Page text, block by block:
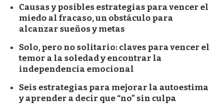
Causas y posibles estrategias para vencer el
miedo al fracaso, un obstáculo para
alcanzar sueños y metas
Solo, pero no solitario: claves para vencer el
temor a la soledad y encontrar la
independencia emocional
Seis estrategias para mejorar la autoestima
y aprender a decir que “no” sin culpa